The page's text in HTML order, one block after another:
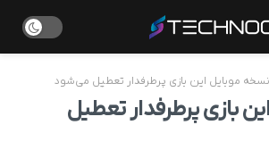
نسخه موبایل این بازی پرطرفدار تعطیل می‌شود
بازی پرطرفدار تعطیل